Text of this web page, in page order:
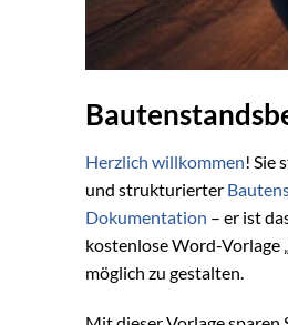
Herzlich willkommen! Sie
und strukturierter
Dokumentation – er ist
kostenlose Word-Vorlage
möglich zu gestalten.